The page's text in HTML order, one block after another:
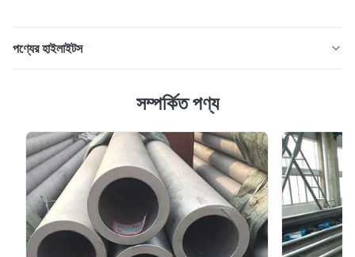
পণ্যের হাইলাইটস
টিউব আউট ব্যাস 1/8 -36inch (10.3-914.4mm) পৃষ্ঠ চিকিত্সার জন্য
হট-ডিপড গ্যালভানাইজড, পলিমাইড ইপোক্সি এবং ইত্যাদি অফার করতে পারি।
পণ্যের নাম কার্বন ইস্পাত পাইপ উপাদান A53 Gr.B,A36,ST52...
সম্পর্কিত পণ্য